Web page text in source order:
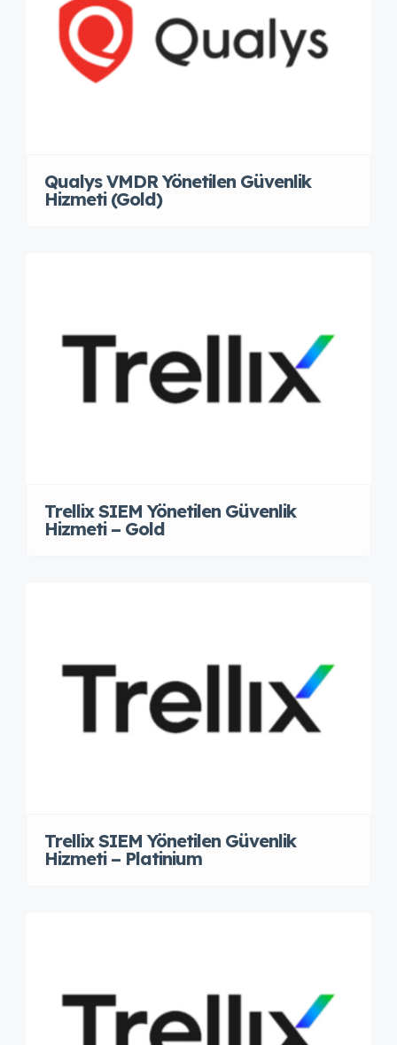
Qualys VMDR Yönetilen Güvenlik
Hizmeti (Gold)
Trellix SIEM Yönetilen Güvenlik
Hizmeti – Gold
Trellix SIEM Yönetilen Güvenlik
Hizmeti – Platinium